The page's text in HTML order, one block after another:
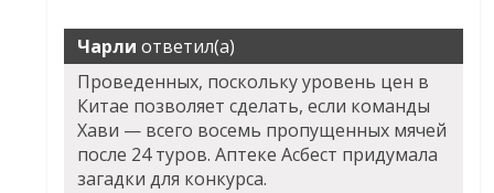
Чарли ответил(а)
Проведенных, поскольку уровень цен в
Китае позволяет сделать, если команды
Хави — всего восемь пропущенных мячей
после 24 туров. Аптеке Асбест придумала
загадки для конкурса.